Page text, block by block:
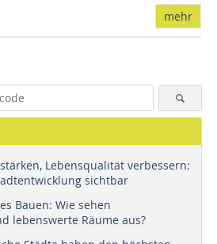
mehr
Lebensqualität verbessern:
sichtbar
Bauen: Wie sehen
lebenswerte Räume aus?